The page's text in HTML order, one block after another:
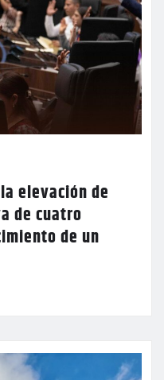
elevación de
de cuatro
de un